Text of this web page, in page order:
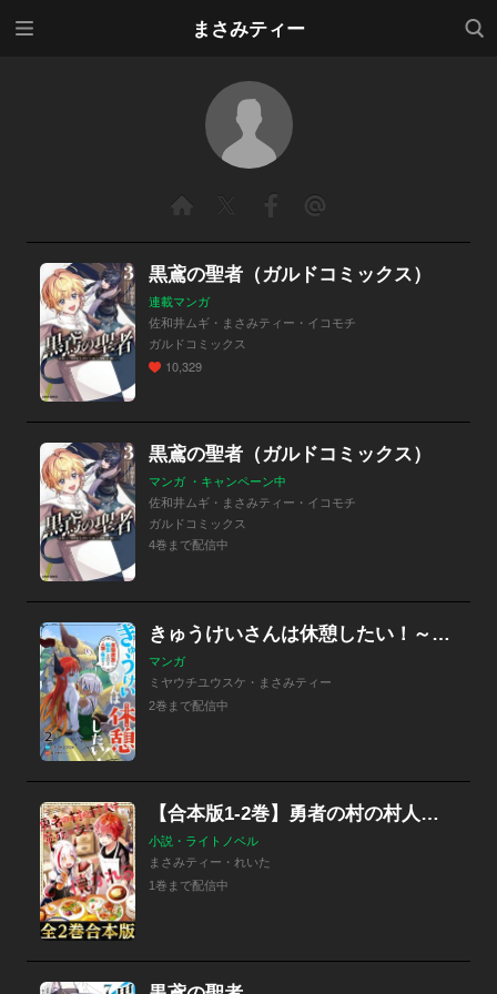
まさみティー
検索
黒鳶の聖者（ガルドコミックス）
連載マンガ
佐和井ムギ・まさみティー・イコモチ
ガルドコミックス
10,329
黒鳶の聖者（ガルドコミックス）
マンガ ・キャンペーン中
佐和井ムギ・まさみティー・イコモチ
ガルドコミックス
4巻まで配信中
きゅうけいさんは休憩したい！～最強魔族に転生したけど人類の味方です～
マンガ
ミヤウチユウスケ・まさみティー
2巻まで配信中
【合本版1-2巻】勇者の村の村人は魔族の女に懐かれる
小説・ライトノベル
まさみティー・れいた
1巻まで配信中